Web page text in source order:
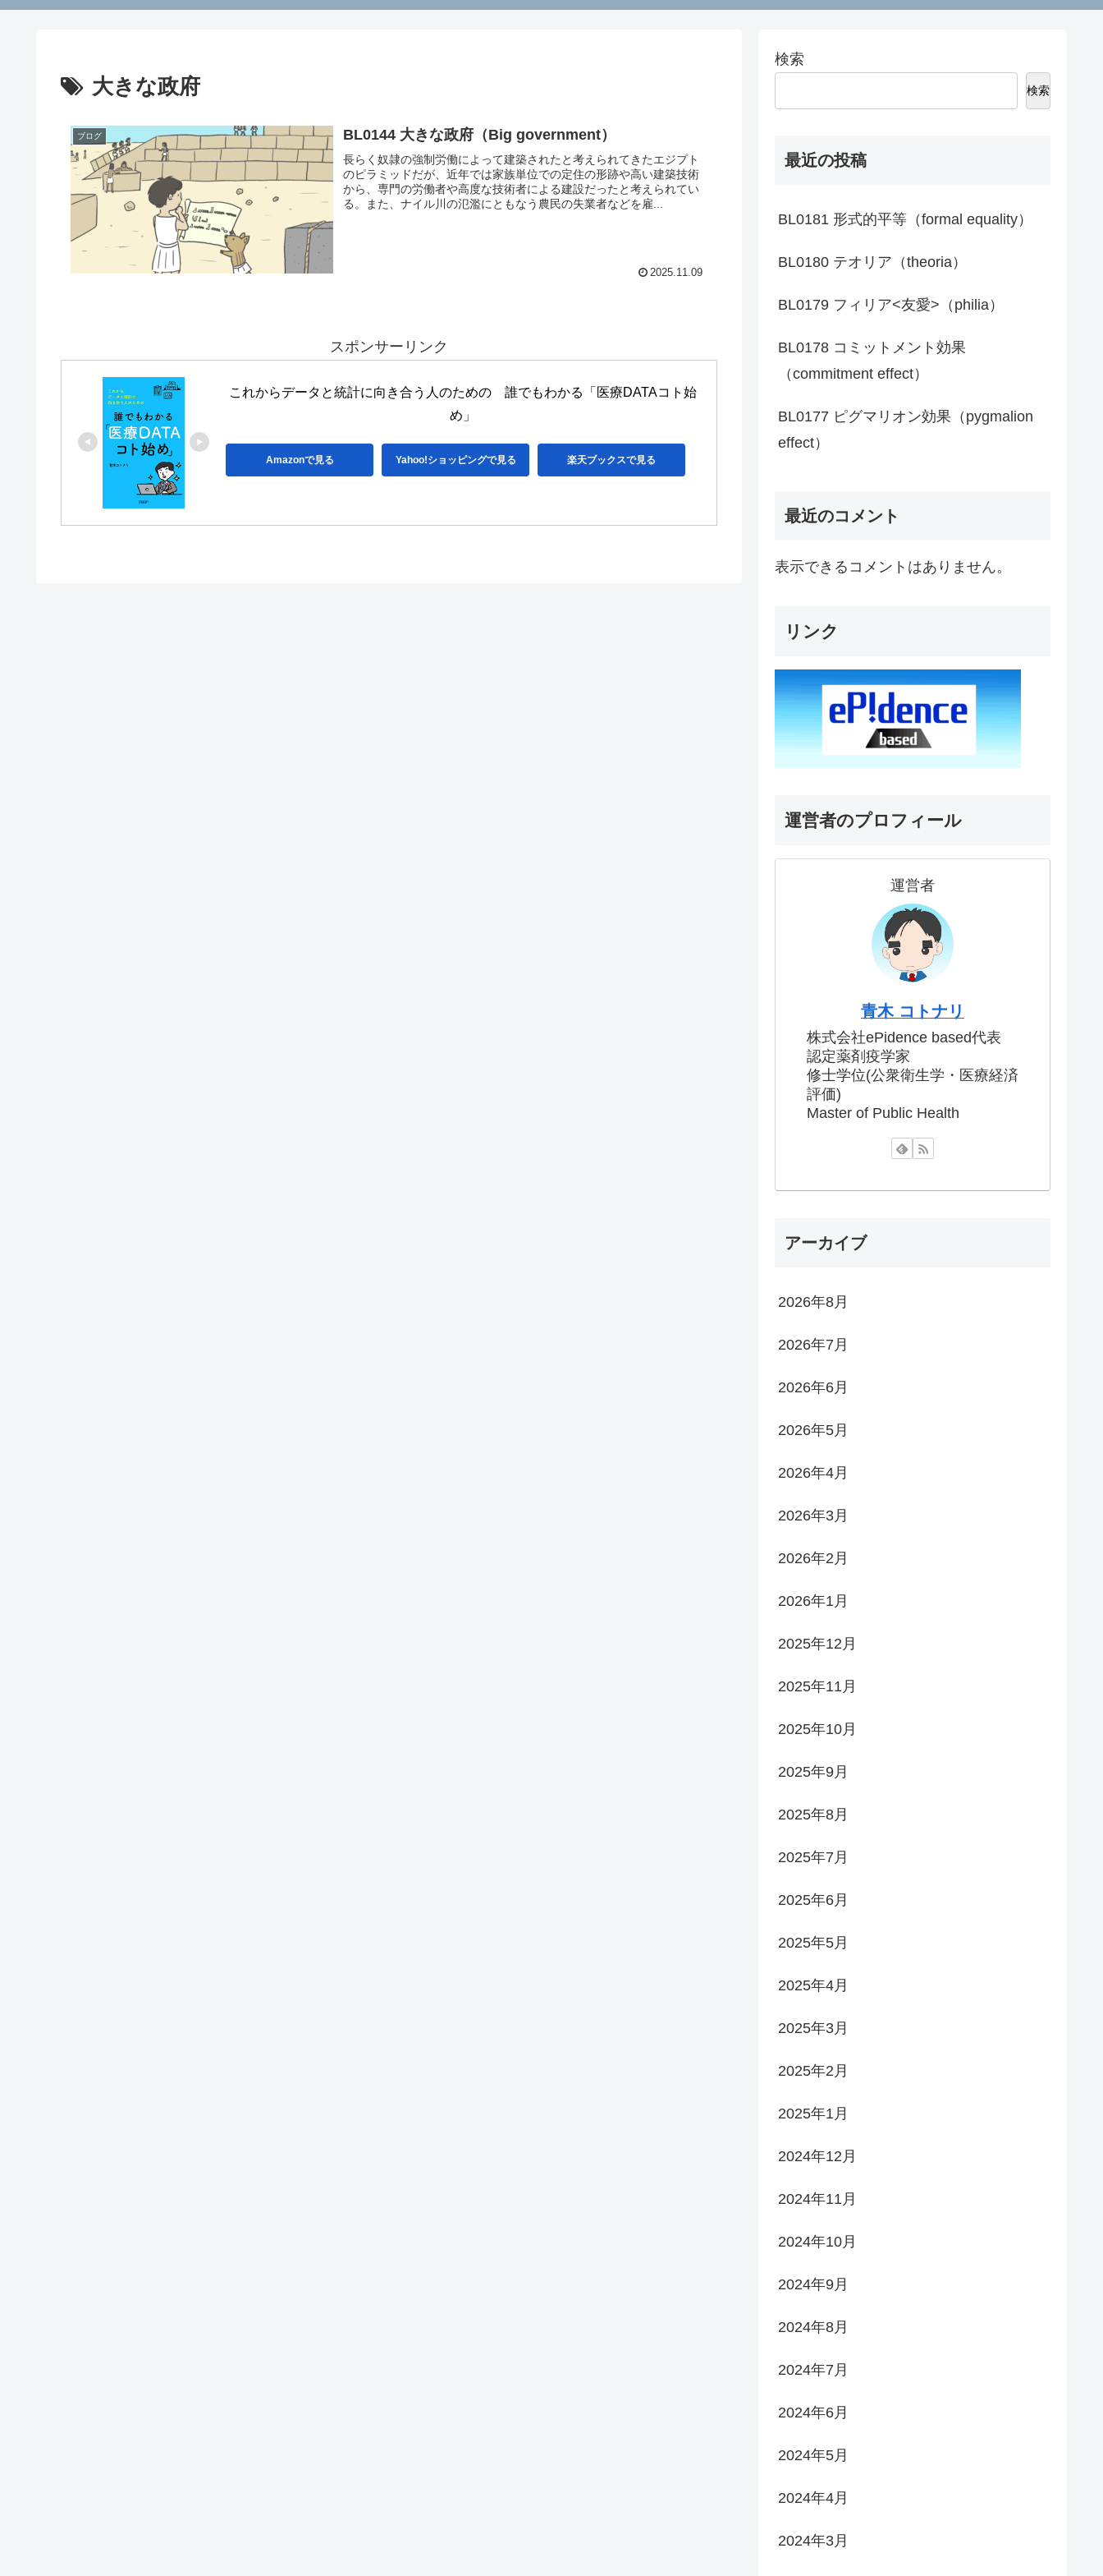
大きな政府
ブログ BL0144 大きな政府（Big government）
長らく奴隷の強制労働によって建築されたと考えられてきたエジプト
のピラミッドだが、近年では家族単位での定住の形跡や高い建築技術
から、専門の労働者や高度な技術者による建設だったと考えられてい
る。また、ナイル川の氾濫にともなう農民の失業者などを雇...
2025.11.09
スポンサーリンク
これからデータと統計に向き合う人のための　誰でもわかる「医療DATAコト始
め」
Amazonで見る Yahoo!ショッピングで見る 楽天ブックスで見る
検索
検索
最近の投稿
BL0181 形式的平等（formal equality）
BL0180 テオリア（theoria）
BL0179 フィリア<友愛>（philia）
BL0178 コミットメント効果
（commitment effect）
BL0177 ピグマリオン効果（pygmalion
effect）
最近のコメント
表示できるコメントはありません。
リンク
運営者のプロフィール
運営者
青木 コトナリ
株式会社ePidence based代表
認定薬剤疫学家
修士学位(公衆衛生学・医療経済
評価)
Master of Public Health
アーカイブ
2026年8月
2026年7月
2026年6月
2026年5月
2026年4月
2026年3月
2026年2月
2026年1月
2025年12月
2025年11月
2025年10月
2025年9月
2025年8月
2025年7月
2025年6月
2025年5月
2025年4月
2025年3月
2025年2月
2025年1月
2024年12月
2024年11月
2024年10月
2024年9月
2024年8月
2024年7月
2024年6月
2024年5月
2024年4月
2024年3月